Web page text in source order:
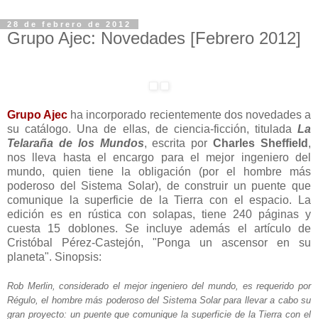
28 de febrero de 2012
Grupo Ajec: Novedades [Febrero 2012]
Grupo Ajec ha incorporado recientemente dos novedades a
su catálogo. Una de ellas, de ciencia-ficción, titulada La
Telaraña de los Mundos, escrita porCharles Sheffield ,
nos lleva hasta el encargo para el mejor ingeniero del
mundo, quien tiene la obligación (por el hombre más
poderoso del Sistema Solar), de construir un puente que
comunique la superficie de la Tierra con el espacio. La
edición es en rústica con solapas, tiene 240 páginas y
cuesta 15 doblones. Se incluye además el artículo de
Cristóbal Pérez-Castejón, "Ponga un ascensor en su
planeta". Sinopsis:
Rob Merlin, considerado el mejor ingeniero del mundo, es requerido por
Régulo, el hombre más poderoso del Sistema Solar para llevar a cabo su
gran proyecto: un puente que comunique la superficie de la Tierra con el